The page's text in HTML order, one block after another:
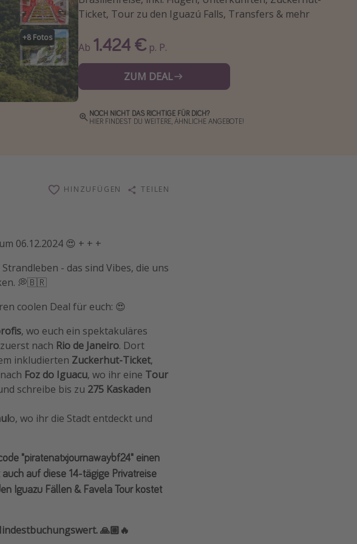
+8 Fotos
Ticket, Tour zu den Iguazú Falls, Transfers & mehr
Ab 1.424 € p. P.
ZUM DEAL
NOCH NICHT DAS RICHTIGE FÜR DICH?
HIER FINDEST DU WEITERE, ÄHNLICHE ANGEBOTE!
HINZUFÜGEN TEILEN
06.12.2024 😍 + + +
- das sind Vibes, die uns
💭🇧🇷
coolen Deal für euch: 😍
, wo euch ein spektakuläres
nach Rio de Janeiro. Dort
inkludierten Zuckerhut-Ticket,
Foz do Iguacu, wo ihr eine Tour
schreibe bis zu 275 Kaskaden
o, wo ihr die Stadt entdeckt und
"piratenatxjournawaybf24" einen
auf diese 14-tägige Privatreise
Iguazu Fällen & FavelaTourkostet
🙏🏼🔥